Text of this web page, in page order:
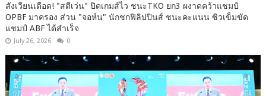
สังเวียนเดือด! "สตีเว่น" ปิดเกมส์ไว ชนะTKO ยก3 ผงาดคว้าแชมป์
OPBF มาครอง ส่วน "จอห์น" นักชกฟิลิปปินส์ ชนะคะแนน ซิวเข็มขัด
แชมป์ ABF ได้สำเร็จ
July 26, 2026 0